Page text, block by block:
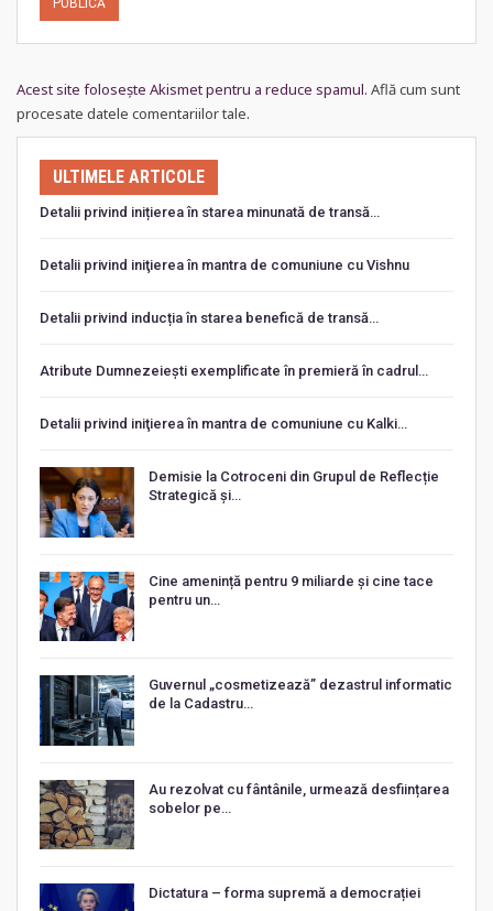
Acest site folosește Akismet pentru a reduce spamul. Află cum sunt
procesate datele comentariilor tale.
ULTIMELE ARTICOLE
Detalii privind inițierea în starea minunată de transă…
Detalii privind iniţierea în mantra de comuniune cu Vishnu
Detalii privind inducția în starea benefică de transă…
Atribute Dumnezeiești exemplificate în premieră în cadrul…
Detalii privind iniţierea în mantra de comuniune cu Kalki…
Demisie la Cotroceni din Grupul de Reflecție
Strategică și…
Cine amenință pentru 9 miliarde și cine tace
pentru un…
Guvernul „cosmetizează” dezastrul informatic
de la Cadastru…
Au rezolvat cu fântânile, urmează desființarea
sobelor pe…
Dictatura – forma supremă a democrației